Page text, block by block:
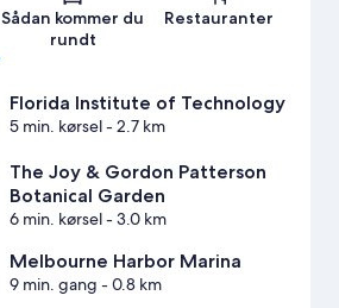
Sådan kommer du
rundt
Restauranter
Florida Institute of Technology
5 min. kørsel- 2.7 km
The Joy & Gordon Patterson
Botanical Garden
6 min. kørsel- 3.0 km
Melbourne Harbor Marina
9 min. gang - 0.8 km